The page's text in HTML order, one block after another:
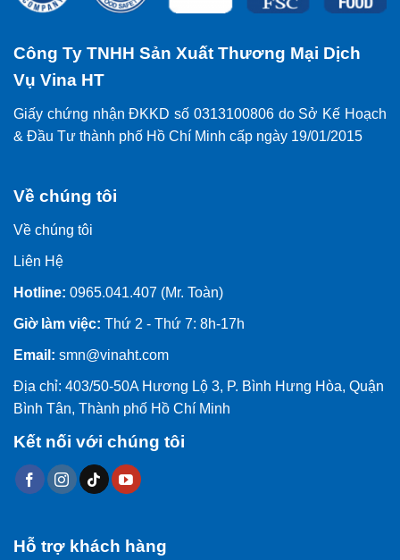
Công Ty TNHH Sản Xuất Thương Mại Dịch
Vụ Vina HT
Giấy chứng nhận ĐKKD số 0313100806 do Sở Kế Hoạch
& Đầu Tư thành phố Hồ Chí Minh cấp ngày 19/01/2015
Về chúng tôi
Về chúng tôi
Liên Hệ
Hotline: 0965.041.407 (Mr. Toàn)
Giờ làm việc: Thứ 2 - Thứ 7: 8h-17h
Email: smn@vinaht.com
Địa chỉ: 403/50-50A Hương Lộ 3, P. Bình Hưng Hòa, Quận
Bình Tân, Thành phố Hồ Chí Minh
Kết nối với chúng tôi
Hỗ trợ khách hàng